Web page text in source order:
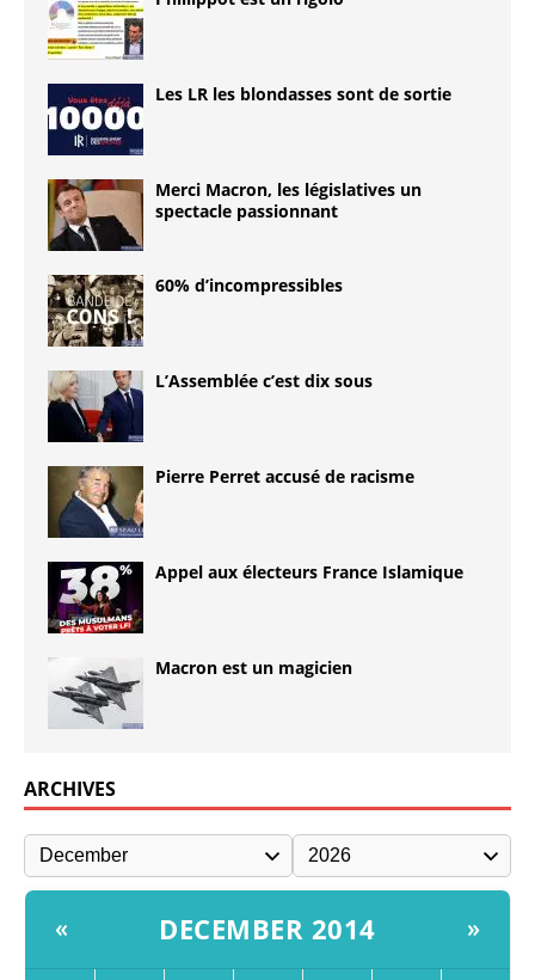
Les LR les blondasses sont de sortie
Merci Macron, les législatives un
spectacle passionnant
60% d’incompressibles
L’Assemblée c’est dix sous
Pierre Perret accusé de racisme
Appel aux électeurs France Islamique
Macron est un magicien
ARCHIVES
« DECEMBER 2014 »